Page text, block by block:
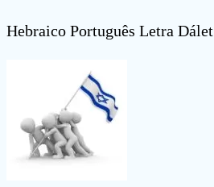
Hebraico Português Letra Dálet